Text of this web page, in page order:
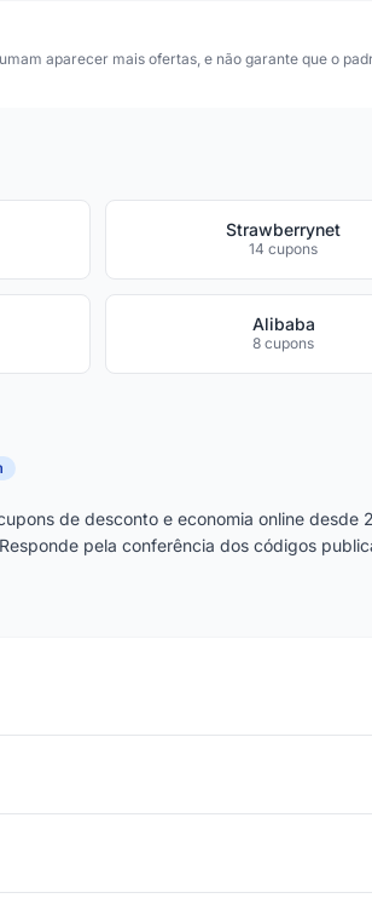
aparecer mais ofertas, e não garante que o
Strawberrynet
14 cupons
Alibaba
8 cupons
de desconto e economia online desde
pela conferência dos códigos